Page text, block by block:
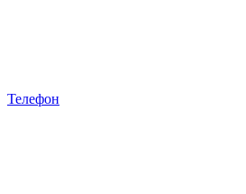
Телефон